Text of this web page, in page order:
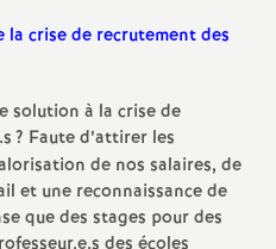
e
g
r
la crise de recrutement des
solution à la crise de
? Faute d’attirer les
de nos salaires, de
et une reconnaissance de
que des stages pour des